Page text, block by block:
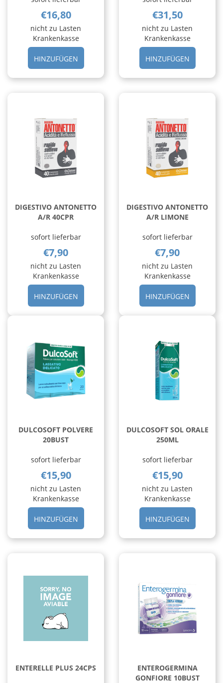
€16,80
nicht zu Lasten
Krankenkasse
HINZUFÜGENHINZUFÜGEN DICOFLOR
COMPLEX
JUNIOR
€31,50
nicht zu Lasten
Krankenkasse
HINZUFÜGEN
ELLE
28CPS AL
DIGESTIVO ANTONETTO
A/R 40CPR
sofort lieferbar
€7,90
nicht zu Lasten
Krankenkasse
HINZUFÜGENHINZUFÜGEN DIGESTIVO
ANTONETTO
DIGESTIVO ANTONETTO
A/R LIMONE
sofort lieferbar
€7,90
nicht zu Lasten
Krankenkasse
HINZUFÜGEN
DULCOSOFT POLVERE
20BUST
sofort lieferbar
€15,90
nicht zu Lasten
Krankenkasse
HINZUFÜGENHINZUFÜGEN DULCOSOFT
POLVERE
20BUST AL
DULCOSOFT SOL ORALE
250ML
sofort lieferbar
€15,90
nicht zu Lasten
Krankenkasse
HINZUFÜGEN
SOL
ORALE
ENTERELLE PLUS 24CPS
ENTEROGERMINA
GONFIORE 10BUST